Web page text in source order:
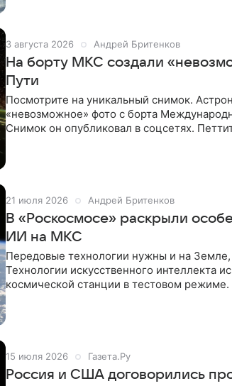
3 августа 2026 Андрей Бритенков
На борту МКС создали
Пути
Посмотрите на уникальный снимок.
«невозможное» фото с борта
Снимок он опубликовал в соцсетях.
21 июля 2026 Андрей Бритенков
В «Роскосмосе» раскрыли
ИИ на МКС
Передовые технологии нужны и на
Технологии искусственного интеллекта
космической станции в тестовом
15 июля 2026 Газета.Ру
Россия и США договорились